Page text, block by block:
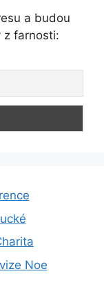
a budou
z farnosti:
Noe